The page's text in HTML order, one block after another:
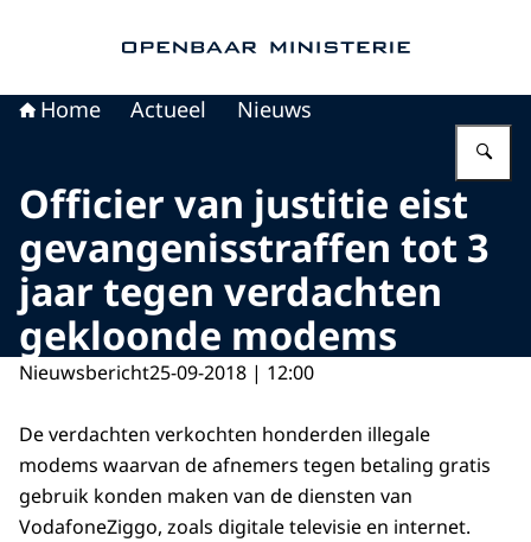
Home Actueel Nieuws
Officier van justitie eist
gevangenisstraffen tot 3
jaar tegen verdachten
gekloonde modems
Nieuwsbericht25-09-2018 | 12:00
De verdachten verkochten honderden illegale
modems waarvan de afnemers tegen betaling gratis
gebruik konden maken van de diensten van
VodafoneZiggo, zoals digitale televisie en internet.